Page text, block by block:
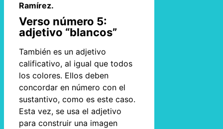
Ramírez.
Verso número 5:
adjetivo “blancos”
También es un adjetivo
calificativo, al igual que todos
los colores. Ellos deben
concordar en número con el
sustantivo, como es este caso.
Esta vez, se usa el adjetivo
para construir una imagen